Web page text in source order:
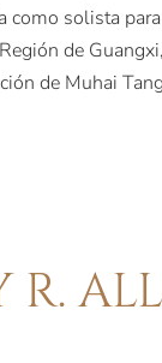
como solista
de
de Muhai
R.